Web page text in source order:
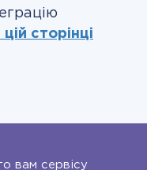
цій сторінці
вам сервісу